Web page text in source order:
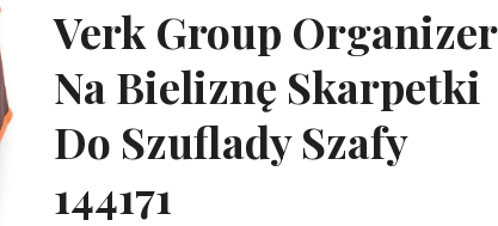
Verk Group Organizer
Na Bieliznę Skarpetki
Do Szuflady Szafy
144171